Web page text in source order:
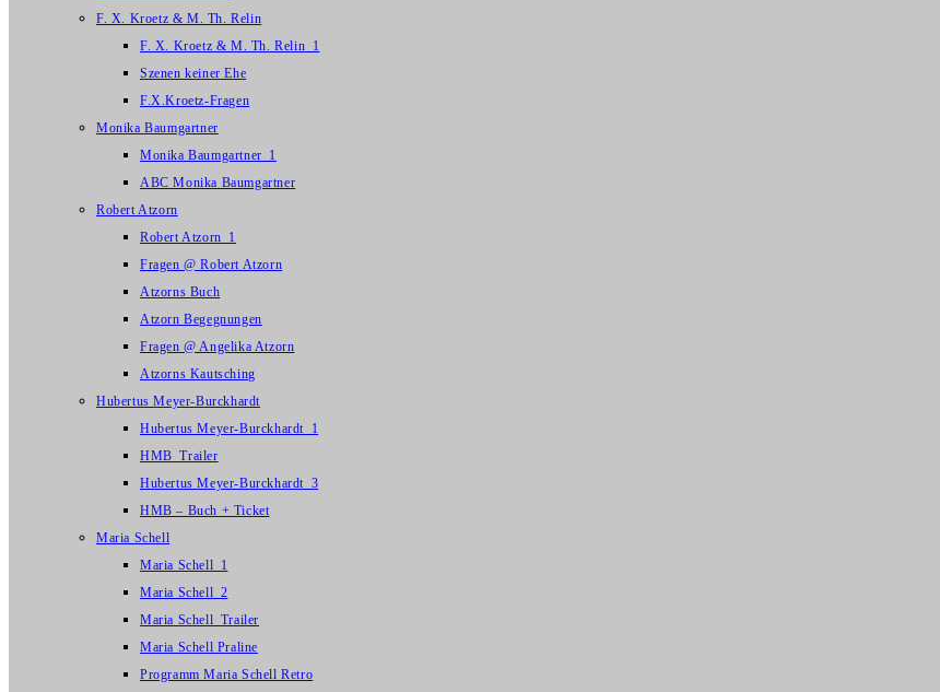
F. X. Kroetz & M. Th. Relin
F. X. Kroetz & M. Th. Relin_1
Szenen keiner Ehe
F.X.Kroetz-Fragen
Monika Baumgartner
Monika Baumgartner_1
ABC Monika Baumgartner
Robert Atzorn
Robert Atzorn_1
Fragen @ Robert Atzorn
Atzorns Buch
Atzorn Begegnungen
Fragen @ Angelika Atzorn
Atzorns Kautsching
Hubertus Meyer-Burckhardt
Hubertus Meyer-Burckhardt_1
HMB_Trailer
Hubertus Meyer-Burckhardt_3
HMB – Buch + Ticket
Maria Schell
Maria Schell_1
Maria Schell_2
Maria Schell_Trailer
Maria Schell Praline
Programm Maria Schell Retro